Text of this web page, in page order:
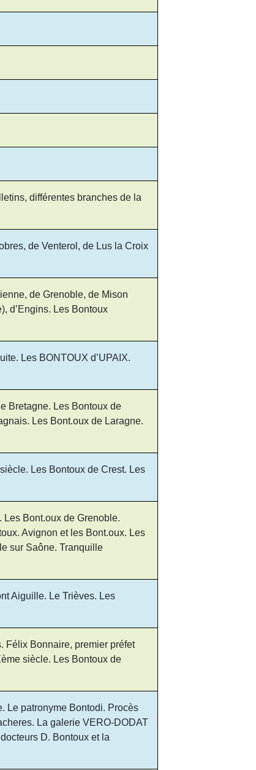
différentes branches de la
de Venterol, de Lus la Croix
de Grenoble, de Mison
d’Engins. Les Bontoux
Les BONTOUX d’UPAIX.
Bretagne. Les Bontoux de
Les Bont.oux de Laragne.
Les Bontoux de Crest. Les
Bont.oux de Grenoble.
Avignon et les Bont.oux. Les
sur Saône. Tranquille
Aiguille. Le Trièves. Les
Félix Bonnaire, premier préfet
siècle. Les Bontoux de
Le patronyme Bontodi. Procès
La galerie VERO-DODAT
D. Bontoux et la